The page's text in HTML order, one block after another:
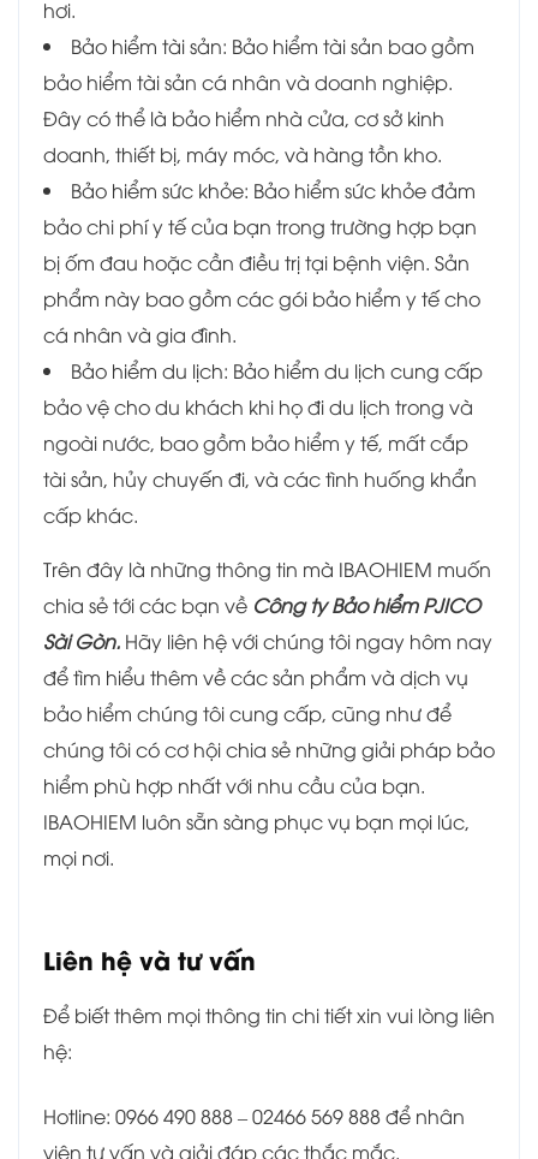
hơi.
Bảo hiểm tài sản: Bảo hiểm tài sản bao gồm
bảo hiểm tài sản cá nhân và doanh nghiệp.
Đây có thể là bảo hiểm nhà cửa, cơ sở kinh
doanh, thiết bị, máy móc, và hàng tồn kho.
Bảo hiểm sức khỏe: Bảo hiểm sức khỏe đảm
bảo chi phí y tế của bạn trong trường hợp bạn
bị ốm đau hoặc cần điều trị tại bệnh viện. Sản
phẩm này bao gồm các gói bảo hiểm y tế cho
cá nhân và gia đình.
Bảo hiểm du lịch: Bảo hiểm du lịch cung cấp
bảo vệ cho du khách khi họ đi du lịch trong và
ngoài nước, bao gồm bảo hiểm y tế, mất cắp
tài sản, hủy chuyến đi, và các tình huống khẩn
cấp khác.
Trên đây là những thông tin mà IBAOHIEM muốn
chia sẻ tới các bạn về Công ty Bảo hiểm PJICO
Sài Gòn. Hãy liên hệ với chúng tôi ngay hôm nay
để tìm hiểu thêm về các sản phẩm và dịch vụ
bảo hiểm chúng tôi cung cấp, cũng như để
chúng tôi có cơ hội chia sẻ những giải pháp bảo
hiểm phù hợp nhất với nhu cầu của bạn.
IBAOHIEM luôn sẵn sàng phục vụ bạn mọi lúc,
mọi nơi.
Liên hệ và tư vấn
Để biết thêm mọi thông tin chi tiết xin vui lòng liên
hệ:
Hotline: 0966 490 888 – 02466 569 888 để nhân
viên tư vấn và giải đáp các thắc mắc.